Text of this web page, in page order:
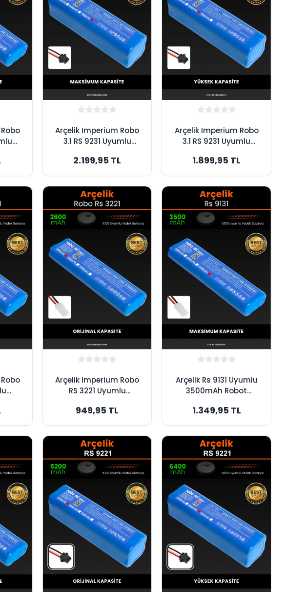
-
Arçelik Imperium Robo
3.1 RS 9231 Uyumlu
Süpürge Bataryası -
Maksimum Kapasite
2.199,95 TL
Arçelik Imperium Robo
3.1 RS 9231 Uyumlu
Süpürge Bataryası -
Yüksek Kapasite
1.899,95 TL
-
Arçelik Imperium Robo
RS 3221 Uyumlu
Süpürge Bataryası -
Orijinal Kapasite
949,95 TL
Arçelik Rs 9131 Uyumlu
3500mAh Robot
Maksimum Kapasite
1.349,95 TL